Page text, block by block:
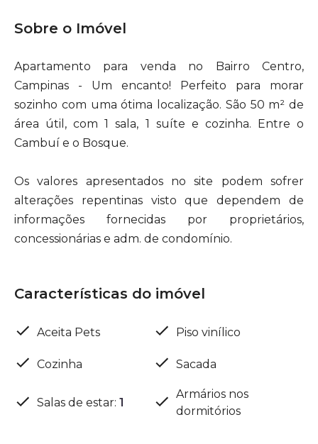
Sobre o Imóvel
Apartamento para venda no Bairro Centro,
Campinas - Um encanto! Perfeito para morar
sozinho com uma ótima localização. São 50 m² de
área útil, com 1 sala, 1 suíte e cozinha. Entre o
Cambuí e o Bosque.
Os valores apresentados no site podem sofrer
alterações repentinas visto que dependem de
informações fornecidas por proprietários,
concessionárias e adm. de condomínio.
Características do imóvel
Aceita Pets Piso vinílico
Cozinha Sacada
Salas de estar: 1
Armários nos
dormitórios